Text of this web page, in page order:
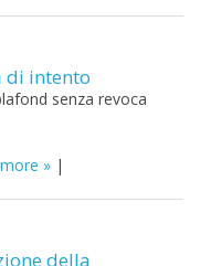
di intento
senza revoca
|
della